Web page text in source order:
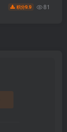
积分9.9 81